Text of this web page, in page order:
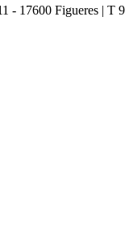
- 17600 Figueres |